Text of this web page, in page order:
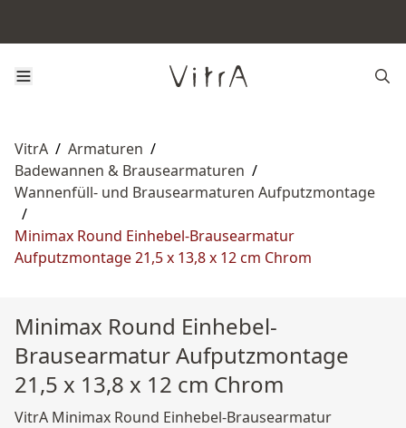
VitrA / Armaturen /
Badewannen & Brausearmaturen /
Wannenfüll‑ und Brausearmaturen Aufputzmontage
/
Minimax Round Einhebel-Brausearmatur
Aufputzmontage 21,5 x 13,8 x 12 cm Chrom
Minimax Round Einhebel-
Brausearmatur Aufputzmontage
21,5 x 13,8 x 12 cm Chrom
VitrA Minimax Round Einhebel-Brausearmatur